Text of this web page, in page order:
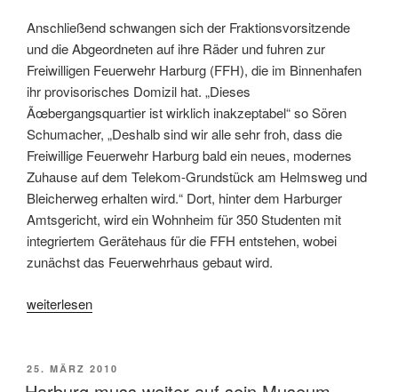
Anschließend schwangen sich der Fraktionsvorsitzende
und die Abgeordneten auf ihre Räder und fuhren zur
Freiwilligen Feuerwehr Harburg (FFH), die im Binnenhafen
ihr provisorisches Domizil hat. „Dieses
Ãœbergangsquartier ist wirklich inakzeptabel“ so Sören
Schumacher, „Deshalb sind wir alle sehr froh, dass die
Freiwillige Feuerwehr Harburg bald ein neues, modernes
Zuhause auf dem Telekom-Grundstück am Helmsweg und
Bleicherweg erhalten wird.“ Dort, hinter dem Harburger
Amtsgericht, wird ein Wohnheim für 350 Studenten mit
integriertem Gerätehaus für die FFH entstehen, wobei
zunächst das Feuerwehrhaus gebaut wird.
„SPD-
Dressel
zu
weiterlesen
VERÖFFENTLICHT
AM
25. MÄRZ 2010